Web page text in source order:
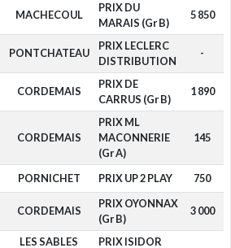
MACHECOUL
PRIX DU
MARAIS (Gr B)
5 850
PONTCHATEAU
PRIX LECLERC
DISTRIBUTION
-
CORDEMAIS
PRIX DE
CARRUS (Gr B)
1 890
CORDEMAIS
PRIX ML
MACONNERIE
(Gr A)
145
PORNICHET PRIX UP 2 PLAY 750
CORDEMAIS
PRIX OYONNAX
(Gr B)
3 000
LES SABLES
PRIX ISIDOR